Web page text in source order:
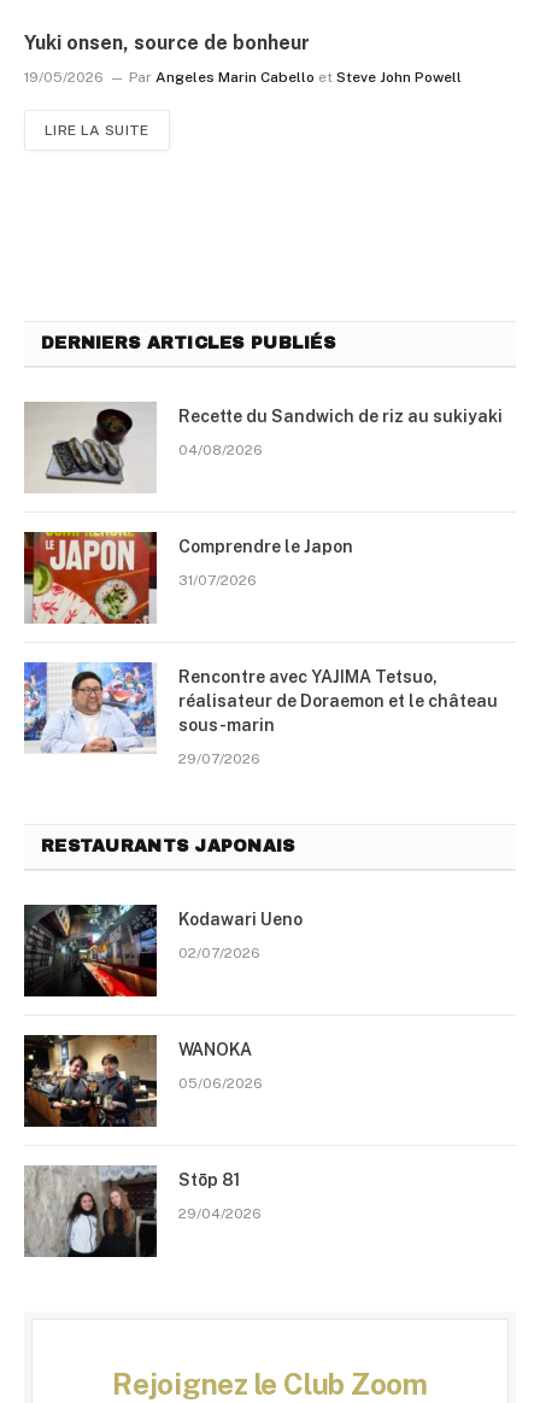
Yuki onsen, source de bonheur
19/05/2026 Par Angeles Marin Cabello et Steve John Powell
LIRE LA SUITE
DERNIERS ARTICLES PUBLIÉS
Recette du Sandwich de riz au sukiyaki
04/08/2026
Comprendre le Japon
31/07/2026
Rencontre avec YAJIMA Tetsuo,
réalisateur de Doraemon et le château
sous-marin
29/07/2026
RESTAURANTS JAPONAIS
Kodawari Ueno
02/07/2026
WANOKA
05/06/2026
Stōp 81
29/04/2026
Rejoignez le Club Zoom